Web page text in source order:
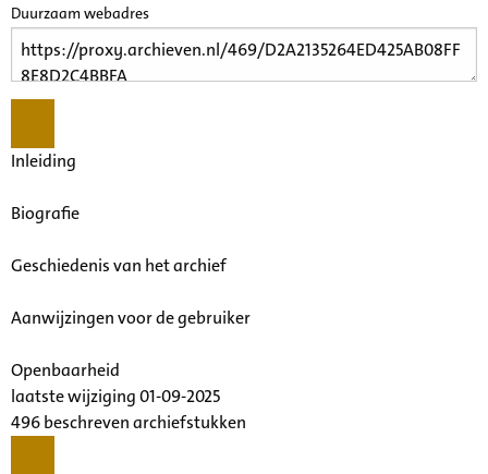
Duurzaam webadres
Inleiding
Biografie
Geschiedenis van het archief
Aanwijzingen voor de gebruiker
Openbaarheid
laatste wijziging 01-09-2025
496 beschreven archiefstukken